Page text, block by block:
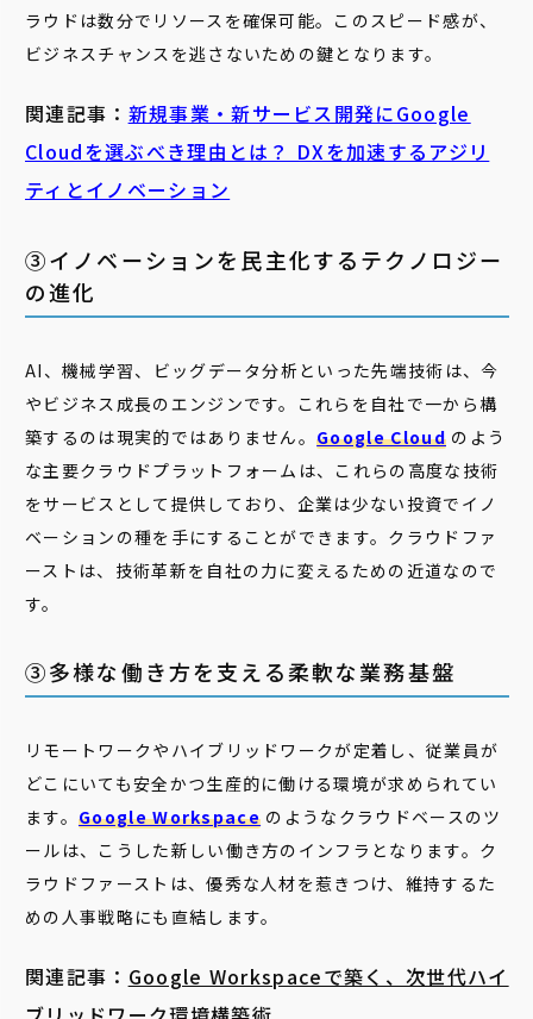
ラウドは数分でリソースを確保可能。このスピード感が、
ビジネスチャンスを逃さないための鍵となります。
関連記事： 新規事業・新サービス開発にGoogle
Cloudを選ぶべき理由とは？ DXを加速するアジリ
ティとイノベーション
③イノベーションを民主化するテクノロジー
の進化
AI、機械学習、ビッグデータ分析といった先端技術は、今
やビジネス成長のエンジンです。これらを自社で一から構
築するのは現実的ではありません。Google Cloudのよう
な主要クラウドプラットフォームは、これらの高度な技術
をサービスとして提供しており、企業は少ない投資でイノ
ベーションの種を手にすることができます。クラウドファ
ーストは、技術革新を自社の力に変えるための近道なので
す。
③多様な働き方を支える柔軟な業務基盤
リモートワークやハイブリッドワークが定着し、従業員が
どこにいても安全かつ生産的に働ける環境が求められてい
ます。 Google Workspace のようなクラウドベースのツ
ールは、こうした新しい働き方のインフラとなります。ク
ラウドファーストは、優秀な人材を惹きつけ、維持するた
めの人事戦略にも直結します。
関連記事： Google Workspaceで築く、次世代ハイ